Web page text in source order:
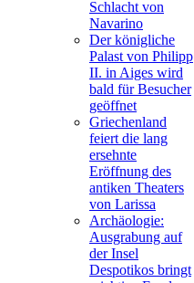
Schlacht von
Navarino
Der königliche
Palast von Philipp
II. in Aiges wird
bald für Besucher
geöffnet
Griechenland
feiert die lang
ersehnte
Eröffnung des
antiken Theaters
von Larissa
Archäologie:
Ausgrabung auf
der Insel
Despotikos bringt